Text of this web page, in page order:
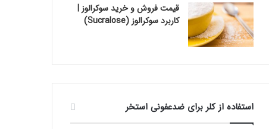
قیمت فروش و خرید سوکرالوز |
کاربرد سوکرالوز (Sucralose)
استفاده از کلر برای ضدعفونی استخر